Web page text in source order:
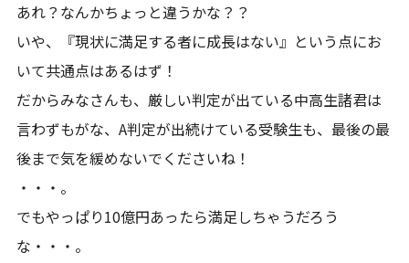
あれ？なんかちょっと違うかな？？
いや、『現状に満足する者に成長はない』という点にお
いて共通点はあるはず！
だからみなさんも、厳しい判定が出ている中高生諸君は
言わずもがな、A判定が出続けている受験生も、最後の最
後まで気を緩めないでくださいね！
・・・。
でもやっぱり10億円あったら満足しちゃうだろう
な・・・。